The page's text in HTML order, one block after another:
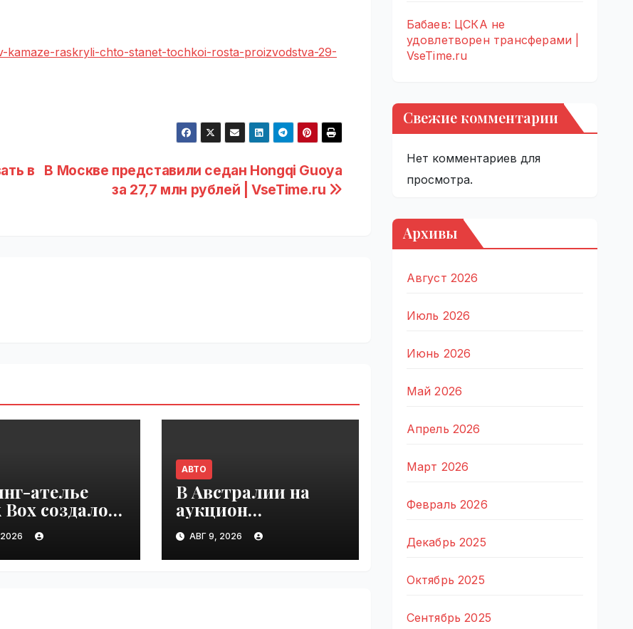
kamaze-raskryli-chto-stanet-tochkoi-rosta-proizvodstva-29-
В Москве представили седан Hongqi Guoya
за 27,7 млн рублей | VseTime.ru
в
ателье
создало
версию
70 |
АВТО
В Австралии на
аукцион
выставили Toyota
Land Cruiser 200,
проехавший 1 млн
АВГ 9, 2026
Бабаев: ЦСКА не
удовлетворен трансферами |
VseTime.ru
Свежие комментарии
Нет комментариев для
просмотра.
Архивы
Август 2026
Июль 2026
Июнь 2026
Май 2026
Апрель 2026
Март 2026
Февраль 2026
Декабрь 2025
Октябрь 2025
Сентябрь 2025